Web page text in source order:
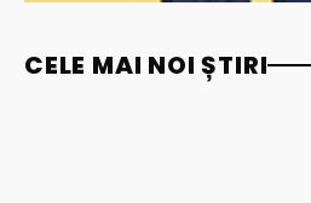
CELE MAI NOI ȘTIRI